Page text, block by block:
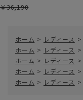
￥36,190
ホーム > レディース >
ホーム > レディース >
ホーム > レディース >
ホーム > レディース >
ホーム > レディース >